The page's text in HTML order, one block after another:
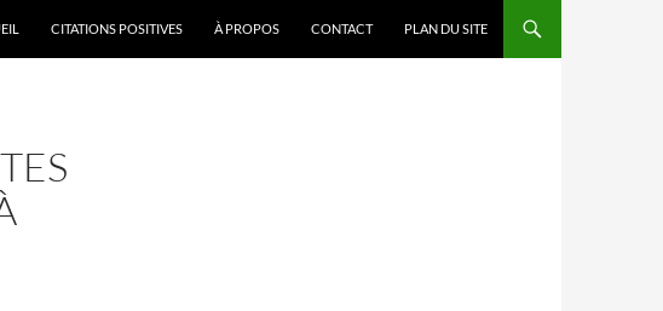
CITATIONS POSITIVES À PROPOS CONTACT PLAN DU SITE